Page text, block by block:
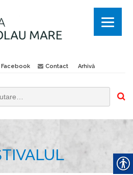
Facebook Contact Arhivă